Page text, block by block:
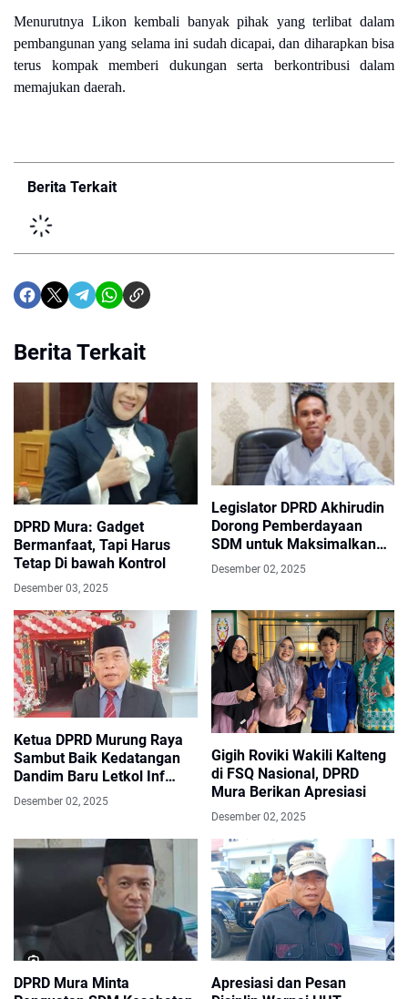
Menurutnya Likon kembali banyak pihak yang terlibat dalam
pembangunan yang selama ini sudah dicapai, dan diharapkan bisa
terus kompak memberi dukungan serta berkontribusi dalam
memajukan daerah.
Berita Terkait
Berita Terkait
DPRD Mura: Gadget
Bermanfaat, Tapi Harus
Tetap Di bawah Kontrol
Desember 03, 2025
Legislator DPRD Akhirudin
Dorong Pemberdayaan
SDM untuk Maksimalkan
Potensi Ekonomi Murung
Desember 02, 2025
Ketua DPRD Murung Raya
Sambut Baik Kedatangan
Dandim Baru Letkol Inf
Nurwahid, Acara Diisi Tari
Desember 02, 2025
Gigih Roviki Wakili Kalteng
di FSQ Nasional, DPRD
Mura Berikan Apresiasi
Desember 02, 2025
DPRD Mura Minta
Apresiasi dan Pesan